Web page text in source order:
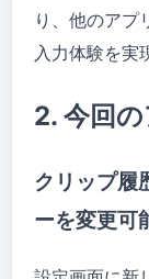
り、他のアプ
入力体験を実
2. 今回
クリップ履
ーを変更可